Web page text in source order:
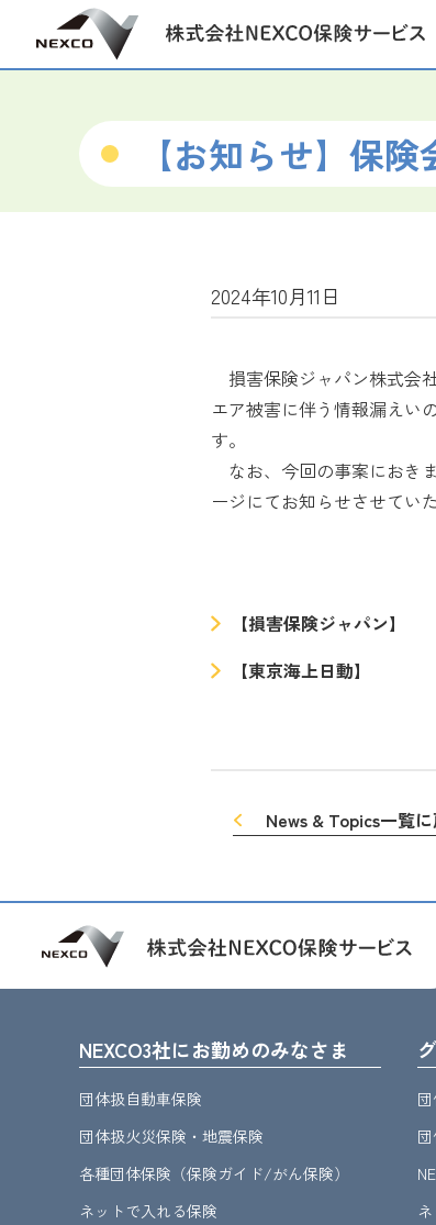
【お知らせ】保
2024年10月11日
損害保険ジャパン株式会
エア被害に伴う情報漏えい
す。
なお、今回の事案におき
ージにてお知らせさせてい
【損害保険ジャパン】
【東京海上日動】
News & Topics一覧
NEXCO3社にお勤めのみなさま
団体扱自動車保険
団体扱火災保険・地震保険
各種団体保険（保険ガイド/がん保険）
ネットで入れる保険